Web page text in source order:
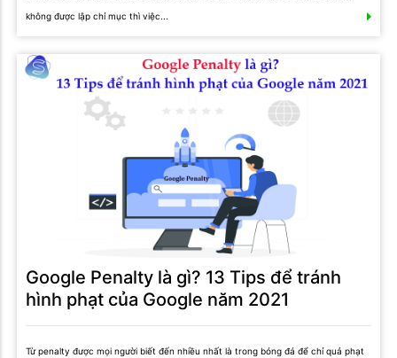
không được lập chỉ mục thì việc...
Google Penalty là gì? 13 Tips để tránh
hình phạt của Google năm 2021
Từ penalty được mọi người biết đến nhiều nhất là trong bóng đá để chỉ quả phạt